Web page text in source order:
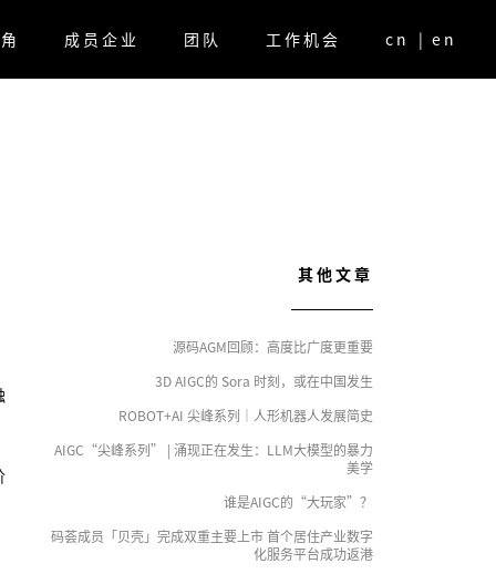
成员企业 团队 工作机会 cn | en
其他文章
源码AGM回顾：高度比广度更重要
3D AIGC的 Sora 时刻，或在中国发生
ROBOT+AI 尖峰系列｜人形机器人发展简史
AIGC“尖峰系列” | 涌现正在发生：LLM大模型的暴力
美学
谁是AIGC的“大玩家”？
码荟成员「贝壳」完成双重主要上市 首个居住产业数字
化服务平台成功返港